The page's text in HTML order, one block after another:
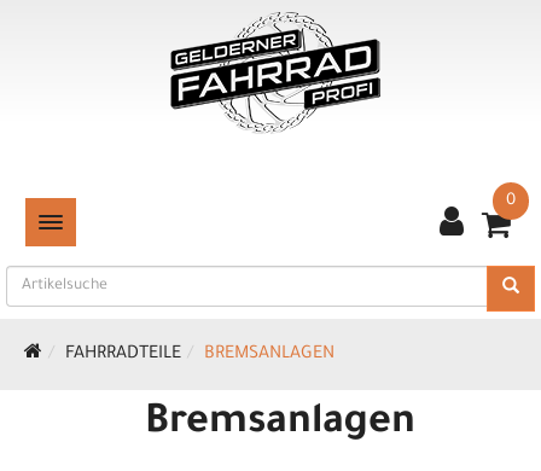
TOGGLE NAVIGATION
0
FAHRRADTEILE BREMSANLAGEN
Bremsanlagen